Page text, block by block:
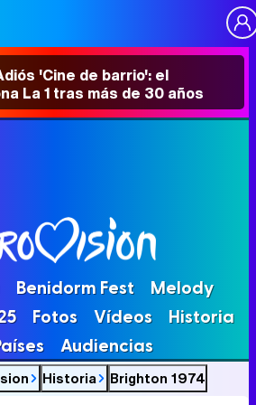
'Cine de barrio': el
La 1 tras más de 30 años
Benidorm Fest
Melody
Fotos Vídeos
Historia
Audiencias
Historia Brighton 1974